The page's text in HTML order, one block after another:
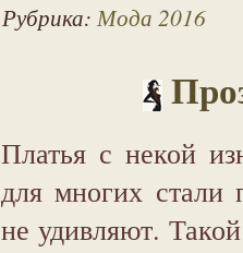
Рубрика: Мода 2016
Платья с некой
для многих
не удивляют.